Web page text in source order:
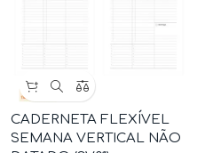
CADERNETA FLEXÍVEL
SEMANA VERTICAL NÃO